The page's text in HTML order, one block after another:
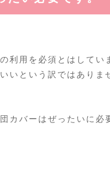
利用を必須とはしてい
いという訳ではありま
カバーはぜったいに必